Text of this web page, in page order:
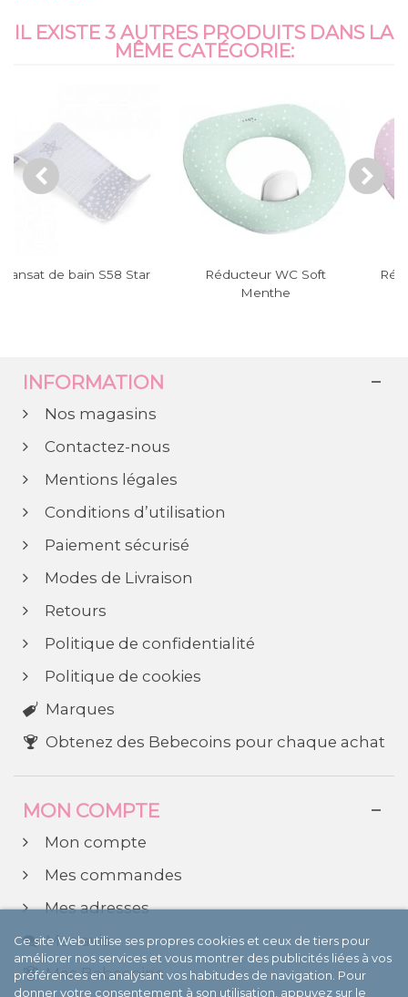
IL EXISTE 3 AUTRES PRODUITS DANS LA
MÊME CATÉGORIE:
Réducteur WC Soft
Réducteur WC Soft
INFORMATION
Nos magasins
Contactez-nous
Mentions légales
Conditions d’utilisation
Paiement sécurisé
Modes de Livraison
Retours
Politique de confidentialité
Politique de cookies
Marques
Obtenez des Bebecoins pour chaque achat
MON COMPTE
Mon compte
Mes commandes
Mes adresses
Mes avis
Mes Bebecoins
Ce site Web utilise ses propres cookies et ceux de tiers pour
améliorer nos services et vous montrer des publicités liées à vos
préférences en analysant vos habitudes de navigation. Pour
donner votre consentement à son utilisation, appuyez sur le